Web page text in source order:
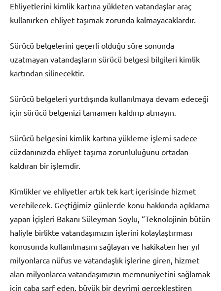
Ehliyetlerini kimlik kartına yükleten vatandaşlar araç
kullanırken ehliyet taşımak zorunda kalmayacaklardır.
Sürücü belgelerini geçerli olduğu süre sonunda
uzatmayan vatandaşların sürücü belgesi bilgileri kimlik
kartından silinecektir.
Sürücü belgeleri yurtdışında kullanılmaya devam edeceği
için sürücü belgenizi tamamen kaldırıp atmayın.
Sürücü belgesini kimlik kartına yükleme işlemi sadece
cüzdanınızda ehliyet taşıma zorunluluğunu ortadan
kaldıran bir işlemdir.
Kimlikler ve ehliyetler artık tek kart içerisinde hizmet
verebilecek. Geçtiğimiz günlerde konu hakkında açıklama
yapan İçişleri Bakanı Süleyman Soylu, “Teknolojinin bütün
haliyle birlikte vatandaşımızın işlerini kolaylaştırması
konusunda kullanılmasını sağlayan ve hakikaten her yıl
milyonlarca nüfus ve vatandaşlık işlerine giren, hizmet
alan milyonlarca vatandaşımızın memnuniyetini sağlamak
için çaba sarf eden, büyük bir devrimi gerçekleştiren